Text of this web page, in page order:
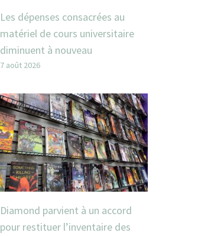
Les dépenses consacrées au
matériel de cours universitaire
diminuent à nouveau
7 août 2026
Diamond parvient à un accord
pour restituer l’inventaire des